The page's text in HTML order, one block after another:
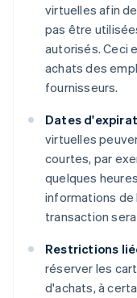
virtuelles afin
pas être
autorisés. Ceci
achats des
fournisseurs.
Dates
virtuelles
courtes, par
quelques
informations de
transaction
Restrictions
réserver les
d'achats, à